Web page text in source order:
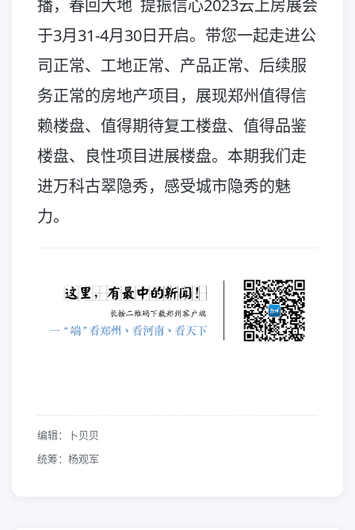
播，春回大地 提振信心2023云上房展会
于3月31-4月30日开启。带您一起走进公
司正常、工地正常、产品正常、后续服
务正常的房地产项目，展现郑州值得信
赖楼盘、值得期待复工楼盘、值得品鉴
楼盘、良性项目进展楼盘。本期我们走
进万科古翠隐秀，感受城市隐秀的魅
力。
编辑：卜贝贝
统筹：杨观军